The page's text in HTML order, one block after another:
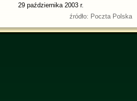
29 października 2003 r.
źródło: Poczta Polska